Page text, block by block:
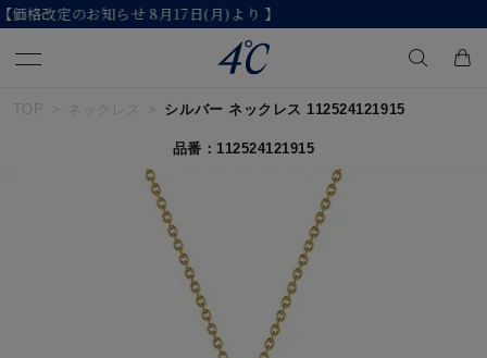
【2026 Summer Collection】発売中
キーワードで検索する
人気検索キーワード
#ペア #ダイヤモンド ネックレス
#くまのプーさん
TOP ネックレス シルバー ネックレス 112524121915
品番：112524121915